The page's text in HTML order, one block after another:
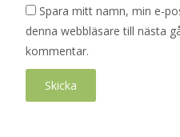
Spara mitt namn, min e-
denna webbläsare till nästa
kommentar.